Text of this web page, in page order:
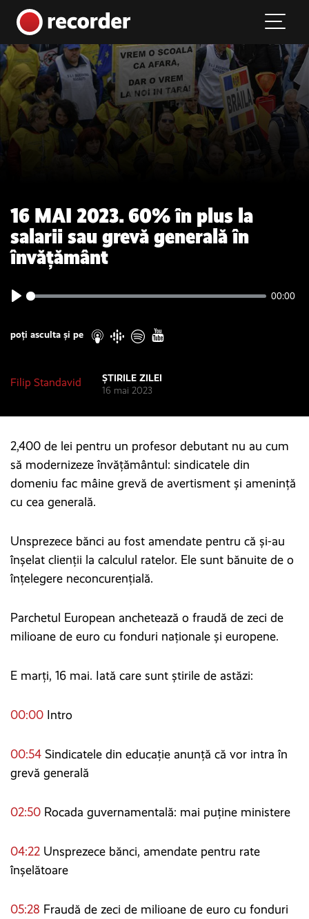
Skip to content
Main Navigation
16 MAI 2023. 60% în plus la
salarii sau grevă generală în
învățământ
00:00
poți asculta și pe
Filip Standavid
ȘTIRILE ZILEI
16 mai 2023
2,400 de lei pentru un profesor debutant nu au cum
să modernizeze învățământul: sindicatele din
domeniu fac mâine grevă de avertisment și amenință
cu cea generală.
Unsprezece bănci au fost amendate pentru că și-au
înșelat clienții la calculul ratelor. Ele sunt bănuite de o
înțelegere neconcurențială.
Parchetul European anchetează o fraudă de zeci de
milioane de euro cu fonduri naționale și europene.
E marți, 16 mai. Iată care sunt știrile de astăzi:
00:00 Intro
00:54 Sindicatele din educație anunță că vor intra în
grevă generală
02:50 Rocada guvernamentală: mai puține ministere
04:22 Unsprezece bănci, amendate pentru rate
înșelătoare
05:28 Fraudă de zeci de milioane de euro cu fonduri